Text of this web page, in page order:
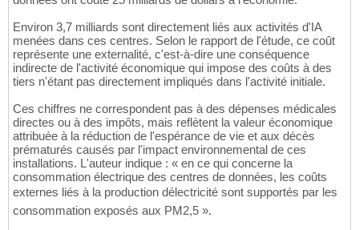
Environ 3,7 milliards sont directement liés aux activités d'IA
menées dans ces centres. Selon le rapport de l'étude, ce coût
représente une externalité, c'est-à-dire une conséquence
indirecte de l'activité économique qui impose des coûts à des
tiers n'étant pas directement impliqués dans l'activité initiale.
Ces chiffres ne correspondent pas à des dépenses médicales
directes ou à des impôts, mais reflètent la valeur économique
attribuée à la réduction de l'espérance de vie et aux décès
prématurés causés par l'impact environnemental de ces
installations. L'auteur indique : « en ce qui concerne la
consommation électrique des centres de données, les coûts
externes liés à la production délectricité sont supportés par les
consommation exposés aux PM2,5 ».